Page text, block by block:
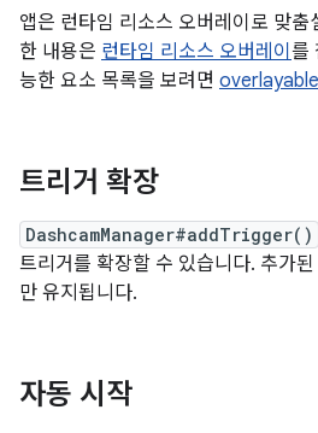
앱은 런타임 리소스 오버레이로 맞춤
한 내용은 런타임 리소스 오버레이 를
능한 요소 목록을 보려면
트리거 확장
DashcamManager#addTrigger()
트리거를 확장할 수 있습니다. 추가
만 유지됩니다.
자동 시작